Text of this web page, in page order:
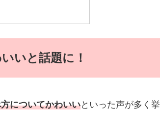
いと話題に！
についてかわいいといった声が多く挙